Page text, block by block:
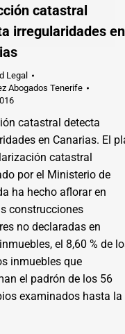
catastral
irregularidades en
Legal
Abogados Tenerife
catastral detecta
en Canarias. El
catastral
por el Ministerio de
ha hecho aflorar en
construcciones
no declaradas en
el 8,60 % de
inmuebles que
el padrón de los 56
examinados hasta la